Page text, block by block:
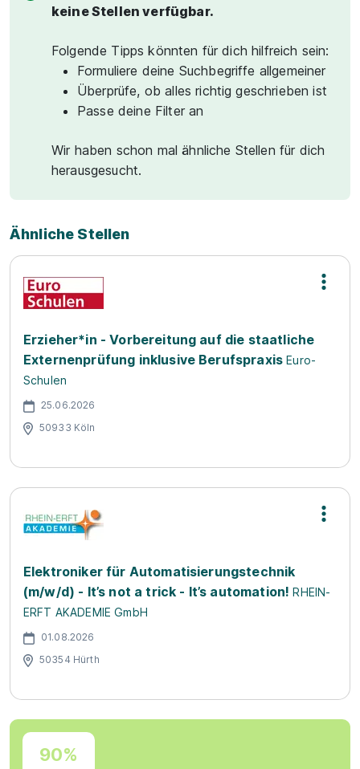
keine Stellen verfügbar.
Folgende Tipps könnten für dich hilfreich sein:
Formuliere deine Suchbegriffe allgemeiner
Überprüfe, ob alles richtig geschrieben ist
Passe deine Filter an
Wir haben schon mal ähnliche Stellen für dich
herausgesucht.
Ähnliche Stellen
Erzieher*in - Vorbereitung auf die staatliche
Externenprüfung inklusive Berufspraxis Euro-
Schulen
25.06.2026
50933 Köln
Elektroniker für Automatisierungstechnik
(m/w/d) - It’s not a trick - It’s automation! RHEIN-
ERFT AKADEMIE GmbH
01.08.2026
50354 Hürth
90%